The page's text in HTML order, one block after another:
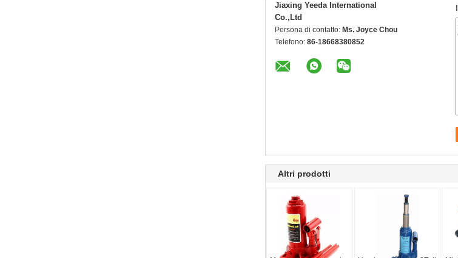
Jiaxing Yeeda International
Co.,Ltd
Persona di contatto: Ms. Joyce Chou
Telefono: 86-18668380852
Altri prodotti